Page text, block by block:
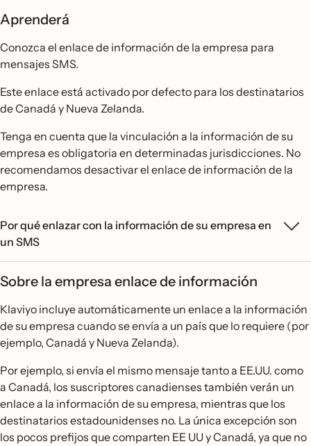
Aprenderá
Conozca el enlace de información de la empresa para
mensajes SMS.
Este enlace está activado por defecto para los destinatarios
de Canadá y Nueva Zelanda.
Tenga en cuenta que la vinculación a la información de su
empresa es obligatoria en determinadas jurisdicciones. No
recomendamos desactivar el enlace de información de la
empresa.
Por qué enlazar con la información de su empresa en
un SMS
Sobre la empresa enlace de información
Klaviyo incluye automáticamente un enlace a la información
de su empresa cuando se envía a un país que lo requiere (por
ejemplo, Canadá y Nueva Zelanda).
Por ejemplo, si envía el mismo mensaje tanto a EE.UU. como
a Canadá, los suscriptores canadienses también verán un
enlace a la información de su empresa, mientras que los
destinatarios estadounidenses no. La única excepción son
los pocos prefijos que comparten EE UU y Canadá, ya que no